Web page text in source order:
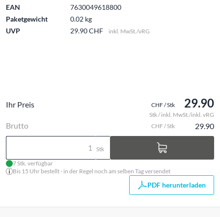
EAN
7630049618800
Paketgewicht
0.02 kg
UVP
29.90 CHF inkl. MwSt./vRG
Ihr Preis CHF / Stk 29.90
Stk / inkl. MwSt./inkl. vRG
Brutto CHF / Stk 29.90
Stk
7 Stk. verfügbar
Bis 15 Uhr bestellt - in der Regel noch am selben Tag versendet
PDF herunterladen